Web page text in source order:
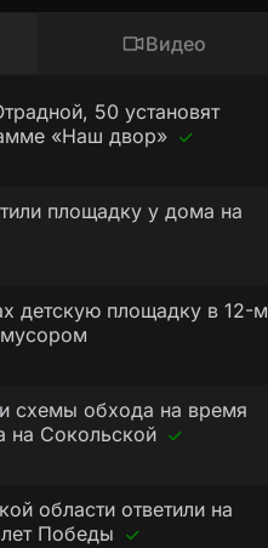
Видео
50 установят
«Наш двор»
площадку у дома на
детскую площадку в 12-м
мусором
схемы обхода на время
на Сокольской
области ответили на
Победы